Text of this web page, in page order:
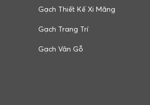
Gạch Thiết Kế Xi Măng
Gạch Trang Trí
Gạch Vân Gỗ